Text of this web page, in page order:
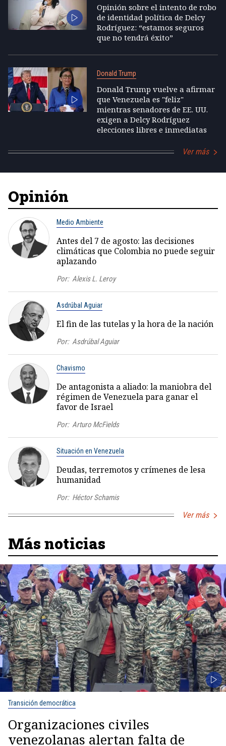
Opinión sobre el intento de robo
de identidad política de Delcy
Rodríguez: “estamos seguros
que no tendrá éxito”
Donald Trump
Donald Trump vuelve a afirmar
que Venezuela es "feliz"
mientras senadores de EE. UU.
exigen a Delcy Rodríguez
elecciones libres e inmediatas
Ver más
Opinión
Medio Ambiente
Antes del 7 de agosto: las decisiones
climáticas que Colombia no puede seguir
aplazando
Por: Alexis L. Leroy
Asdrúbal Aguiar
El fin de las tutelas y la hora de la nación
Por: Asdrúbal Aguiar
Chavismo
De antagonista a aliado: la maniobra del
régimen de Venezuela para ganar el
favor de Israel
Por: Arturo McFields
Situación en Venezuela
Deudas, terremotos y crímenes de lesa
humanidad
Por: Héctor Schamis
Ver más
Más noticias
Transición democrática
Organizaciones civiles
venezolanas alertan falta de